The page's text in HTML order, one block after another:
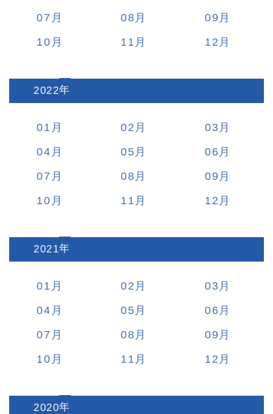
07
08
09
10
11 12
2022:
01 02
03
04
05
06
07
08
09
10
11 12
2021:
01 02
03
04
05
06
07
08
09
10
11 12
2020: